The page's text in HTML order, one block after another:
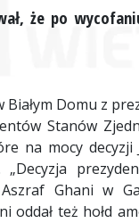
że po
Białym Domu z
Stanów
na mocy
„Decyzja
Ghani w
oddał też hołd